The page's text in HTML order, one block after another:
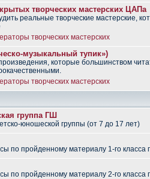
творческих мастерских ЦАПа
реальные творческие мастерские,
творческих мастерских
музыкальный тупик»)
которые большинством
творческих мастерских
группа ГШ
юношеской группы (от 7 до 17 лет)
по пройденному материалу 1-го класса
по пройденному материалу 2-го класса